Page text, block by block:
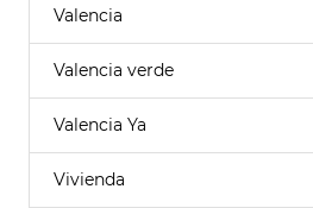
Valencia
Valencia verde
Valencia Ya
Vivienda